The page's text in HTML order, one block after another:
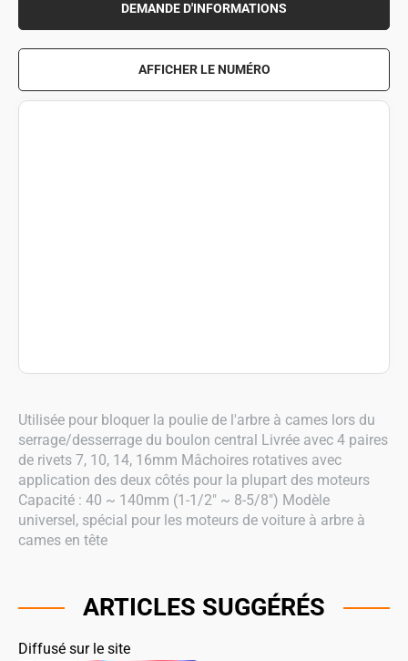
Utilisée pour bloquer la poulie de l'arbre à cames lors du
serrage/desserrage du boulon central Livrée avec 4 paires
de rivets 7, 10, 14, 16mm Mâchoires rotatives avec
application des deux côtés pour la plupart des moteurs
Capacité : 40 ~ 140mm (1-1/2" ~ 8-5/8") Modèle
universel, spécial pour les moteurs de voiture à arbre à
cames en tête
DEMANDE D'INFORMATIONS
AFFICHER LE NUMÉRO
ARTICLES SUGGÉRÉS
Diffusé sur le site